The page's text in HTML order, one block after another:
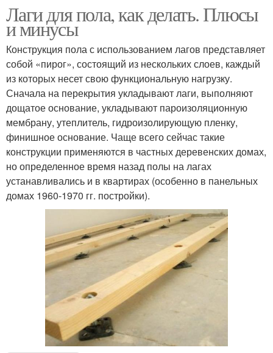
Лаги для пола, как делать. Плюсы
и минусы
Конструкция пола с использованием лагов представляет
собой «пирог», состоящий из нескольких слоев, каждый
из которых несет свою функциональную нагрузку.
Сначала на перекрытия укладывают лаги, выполняют
дощатое основание, укладывают пароизоляционную
мембрану, утеплитель, гидроизолирующую пленку,
финишное основание. Чаще всего сейчас такие
конструкции применяются в частных деревенских домах,
но определенное время назад полы на лагах
устанавливались и в квартирах (особенно в панельных
домах 1960-1970 гг. постройки).